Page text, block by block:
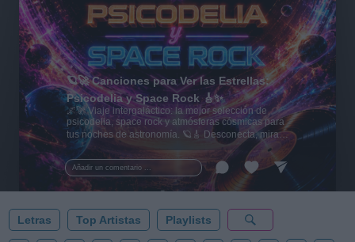
Añadir un comentario ...
🪐🚀 Canciones para Ver las Estrellas:
Psicodelia y Space Rock 🎸✨
🌌🚀 Viaje intergaláctico: la mejor selección de
psicodelia, space rock y atmósferas cósmicas para
tus noches de astronomía. 🪐🎸 Desconecta, mira
al firmamento y siente la gravedad cero. 💾 ¡Guarda
esta colección para tu próxima noche estrellada!
✨⭐
Letras Top Artistas Playlists